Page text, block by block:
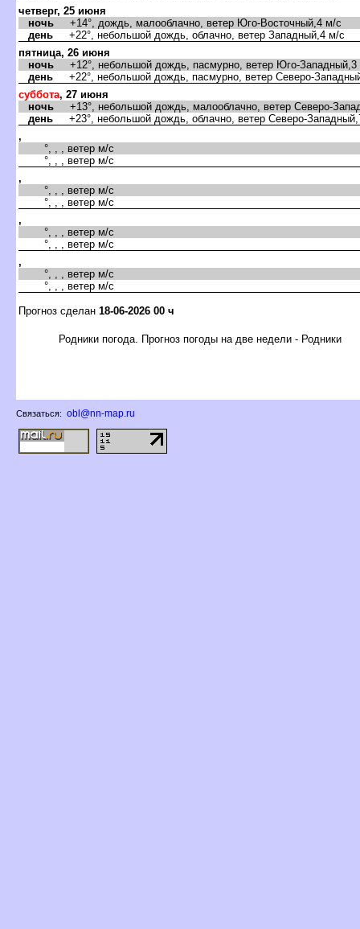
четверг, 25 июня
ночь +14°, дождь, малооблачно, ветер Юго-Восточный,4 м/с
день +22°, небольшой дождь, облачно, ветер Западный,4 м/с
пятница, 26 июня
ночь +12°, небольшой дождь, пасмурно, ветер Юго-Западный,3
день +22°, небольшой дождь, пасмурно, ветер Северо-
суббота, 27 июня
ночь +13°, небольшой дождь, малооблачно, ветер Северо-
день +23°, небольшой дождь, облачно, ветер Северо-
,
°, , , ветер м/с
°, , , ветер м/с
,
°, , , ветер м/с
°, , , ветер м/с
,
°, , , ветер м/с
°, , , ветер м/с
,
°, , , ветер м/с
°, , , ветер м/с
Прогноз сделан 18-06-2026 00 ч
Родники погода. Прогноз погоды на две недели - Родники
Связаться: obl@nn-map.ru